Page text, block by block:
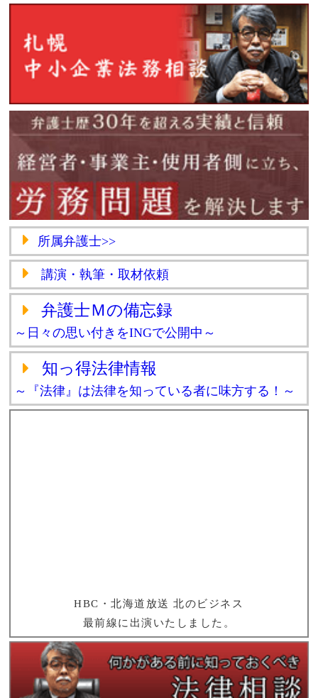
所属弁護士>>
講演・執筆・取材依頼
弁護士Ｍの備忘録
～日々の思い付きをINGで公開中～
知っ得法律情報
～『法律』は法律を知っている者に味方する！～
HBC・北海道放送 北のビジネス
最前線に出演いたしました。